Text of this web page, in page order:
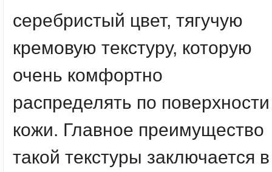
серебристый цвет, тягучую
кремовую текстуру, которую
очень комфортно
распределять по поверхности
кожи. Главное преимущество
такой текстуры заключается в